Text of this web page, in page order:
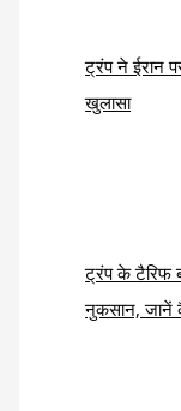
ट्रंप ने ईरान
खुलासा
ट्रंप के टैरिफ
नुकसान,